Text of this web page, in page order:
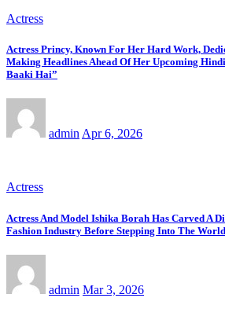
Actress
Actress Princy, Known For Her Hard Work,
Making Headlines Ahead Of Her Upcoming
Baaki Hai”
admin Apr 6, 2026
Actress
Actress And Model Ishika Borah Has Carved A
Fashion Industry Before Stepping Into The
admin Mar 3, 2026